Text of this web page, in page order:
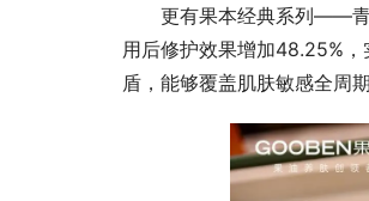
更有果本经典系列——青
用后修护效果增加48.25%
盾，能够覆盖肌肤敏感全周